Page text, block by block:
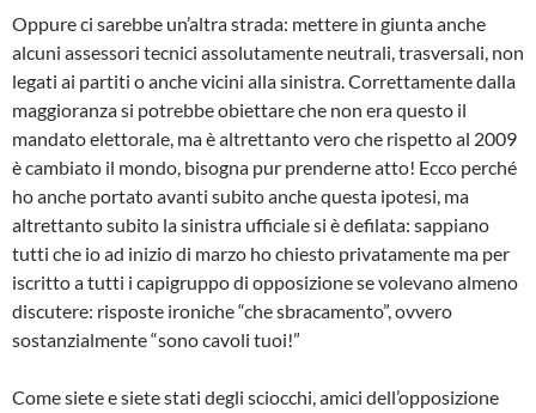
Oppure ci sarebbe un’altra strada: mettere in giunta anche
alcuni assessori tecnici assolutamente neutrali, trasversali, non
legati ai partiti o anche vicini alla sinistra. Correttamente dalla
maggioranza si potrebbe obiettare che non era questo il
mandato elettorale, ma è altrettanto vero che rispetto al 2009
è cambiato il mondo, bisogna pur prenderne atto! Ecco perché
ho anche portato avanti subito anche questa ipotesi, ma
altrettanto subito la sinistra ufficiale si è defilata: sappiano
tutti che io ad inizio di marzo ho chiesto privatamente ma per
iscritto a tutti i capigruppo di opposizione se volevano almeno
discutere: risposte ironiche “che sbracamento”, ovvero
sostanzialmente “sono cavoli tuoi!”
Come siete e siete stati degli sciocchi, amici dell’opposizione